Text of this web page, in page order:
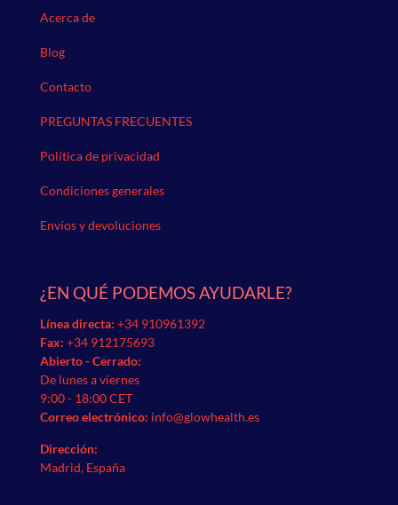
Acerca de
Blog
Contacto
PREGUNTAS FRECUENTES
Política de privacidad
Condiciones generales
Envíos y devoluciones
¿EN QUÉ PODEMOS AYUDARLE?
Línea directa: +34 910961392
Fax: +34 912175693
Abierto - Cerrado:
De lunes a viernes
9:00 - 18:00 CET
Correo electrónico: info@glowhealth.es
Dirección:
Madrid, España